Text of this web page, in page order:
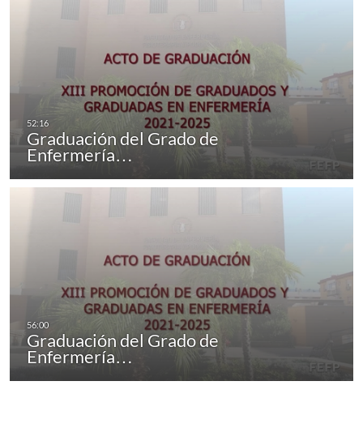
Graduación del Grado de
Enfermería…
Graduación del Grado de
Enfermería…